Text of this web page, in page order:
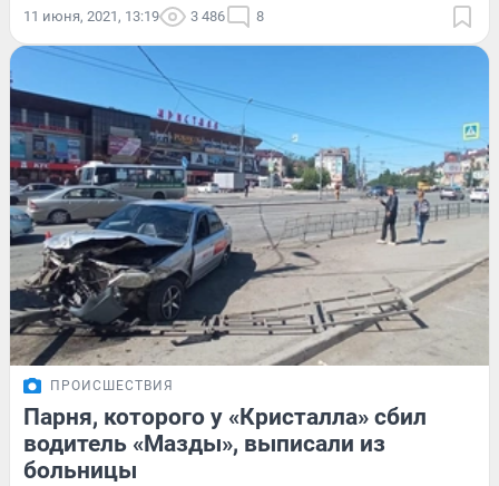
11 июня, 2021, 13:19 3 486 8
ПРОИСШЕСТВИЯ
Парня, которого у «Кристалла» сбил
водитель «Мазды», выписали из
больницы